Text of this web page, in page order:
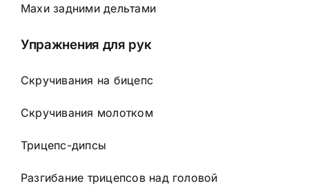
Махи задними дельтами
Упражнения для рук
Скручивания на бицепс
Скручивания молотком
Трицепс-дипсы
Разгибание трицепсов над головой